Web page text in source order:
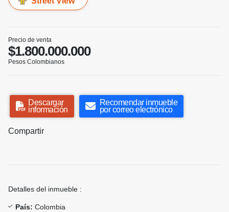
Precio de venta
$1.800.000.000
Pesos Colombianos
Descargar
información
Recomendar inmueble
por correo electrónico
Compartir
Detalles del inmueble :
País: Colombia